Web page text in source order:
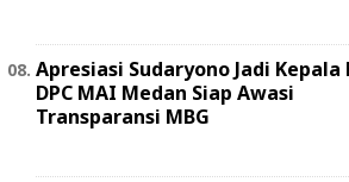
Apresiasi Sudaryono Jadi Kepala
DPC MAI Medan Siap Awasi
Transparansi MBG